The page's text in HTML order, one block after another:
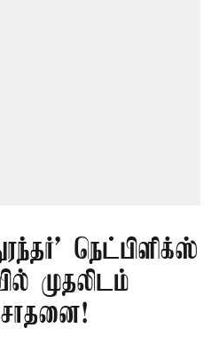
நெட்பிளிக்ஸ்
முதலிடம்
சாதனை!